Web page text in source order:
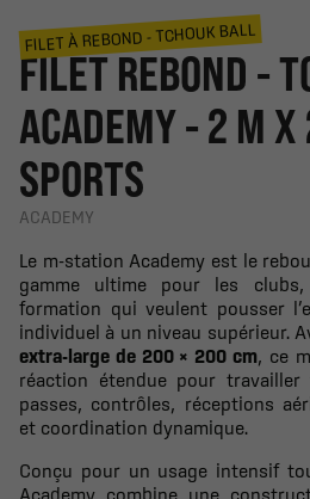
FILET À REBOND - TCHOUK BALL
FILET REBOND -
ACADEMY - 2 M
SPORTS
ACADEMY
Le m-station Academy est le
gamme ultime pour les
formation qui veulent pousser
individuel à un niveau supérieur.
extra-large de 200 × 200 cm, ce
réaction étendue pour
passes, contrôles, réceptions
et coordination dynamique.
Conçu pour un usage intensif
Academy combine une